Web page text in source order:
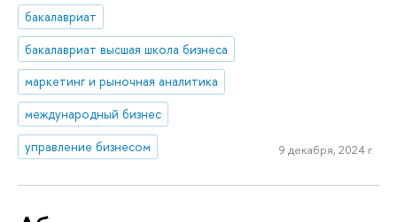
бакалавриат
бакалавриат высшая школа бизнеса
маркетинг и рыночная аналитика
международный бизнес
управление бизнесом
9 декабря, 2024 г.